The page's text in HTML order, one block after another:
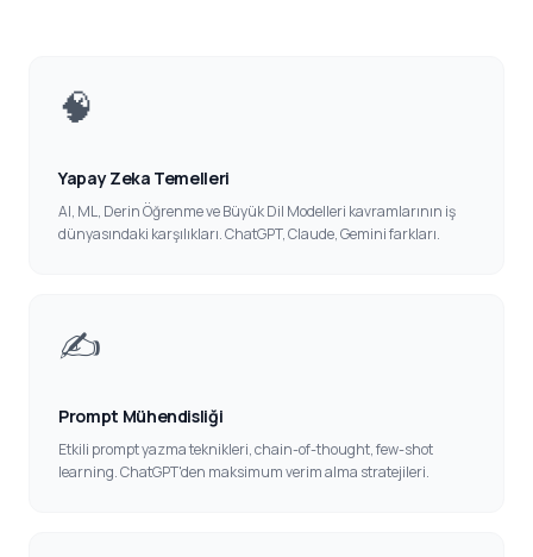
🧠
Yapay Zeka Temelleri
AI, ML, Derin Öğrenme ve Büyük Dil Modelleri kavramlarının iş
dünyasındaki karşılıkları. ChatGPT, Claude, Gemini farkları.
✍️
Prompt Mühendisliği
Etkili prompt yazma teknikleri, chain-of-thought, few-shot
learning. ChatGPT'den maksimum verim alma stratejileri.